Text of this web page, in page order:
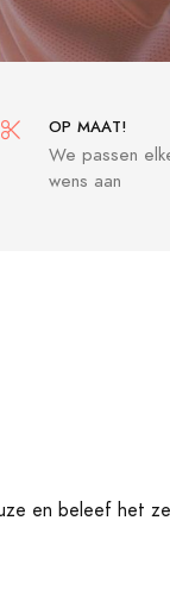
OP MAAT!
We passen
wens aan
en beleef het